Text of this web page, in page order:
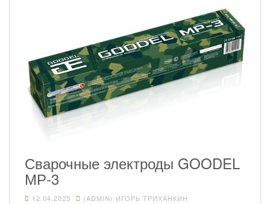
Сварочные электроды GOODEL
МР-3
12.04.2025
(ADMIN) ИГОРЬ ТРИХАНКИН